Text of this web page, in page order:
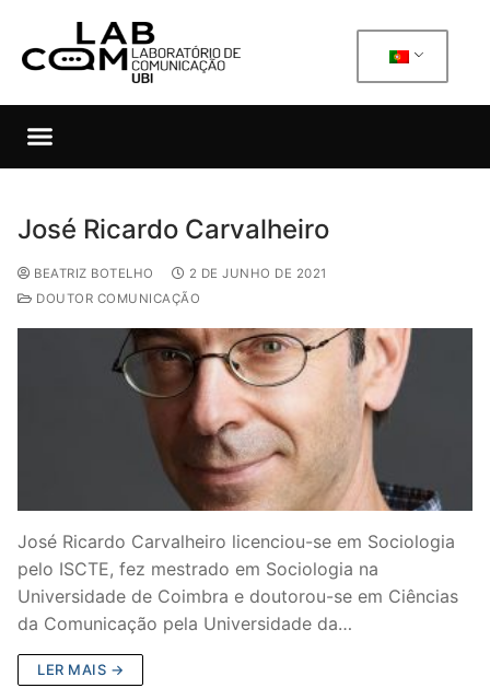
José Ricardo Carvalheiro
BEATRIZ BOTELHO
2 DE JUNHO DE 2021
DOUTOR COMUNICAÇÃO
José Ricardo Carvalheiro licenciou-se em Sociologia
pelo ISCTE, fez mestrado em Sociologia na
Universidade de Coimbra e doutorou-se em Ciências
da Comunicação pela Universidade da…
LER MAIS →